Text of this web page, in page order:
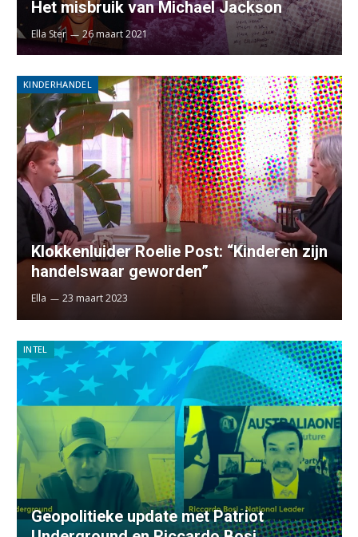
Het misbruik van Michael Jackson
Ella Ster 26 maart 2021
KINDERHANDEL
Klokkenluider Roelie Post: “Kinderen zijn
handelswaar geworden”
Ella 23 maart 2023
INTEL
Geopolitieke update met Patriot